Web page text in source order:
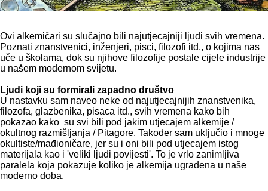
Ovi alkemičari su slučajno bili najutjecajniji ljudi svih vremena.
Poznati znanstvenici, inženjeri, pisci, filozofi itd., o kojima nas
uče u školama, dok su njihove filozofije postale cijele industrije
u našem modernom svijetu.
Ljudi koji su formirali zapadno društvo
U nastavku sam naveo neke od najutjecajnijih znanstvenika,
filozofa, glazbenika, pisaca itd., svih vremena kako bih
pokazao kako su svi bili pod jakim utjecajem alkemije /
okultnog razmišljanja / Pitagore. Također sam uključio i mnoge
okultiste/mađioničare, jer su i oni bili pod utjecajem istog
materijala kao i 'veliki ljudi povijesti'. To je vrlo zanimljiva
paralela koja pokazuje koliko je alkemija ugrađena u naše
moderno doba.